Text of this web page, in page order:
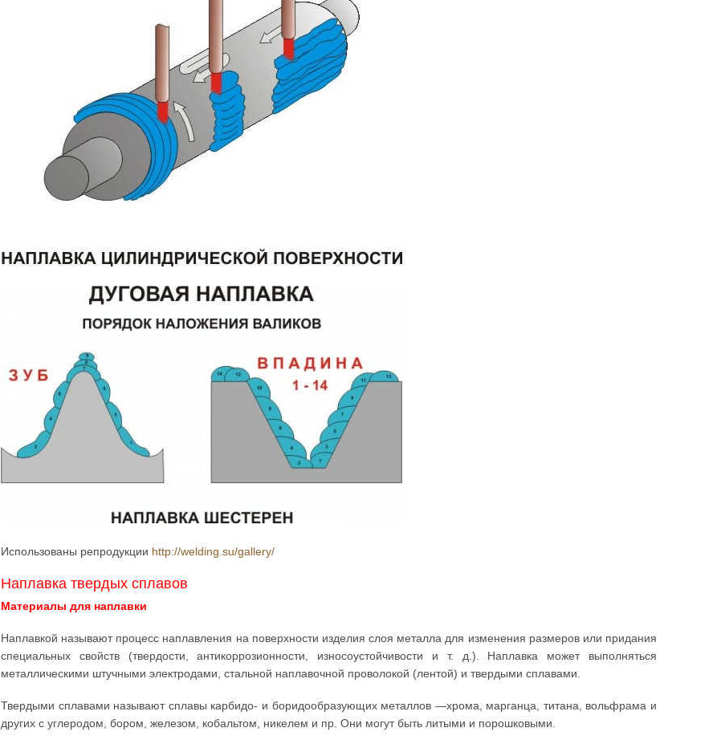
Использованы репродукции http://welding.su/gallery/
Наплавка твердых сплавов
Материалы для наплавки
Наплавкой называют процесс наплавления на поверхности изделия слоя металла для изменения размеров или придания
специальных свойств (твердости, антикоррозионности, износоустойчивости и т. д.). Наплавка может выполняться
металлическими штучными электродами, стальной наплавочной проволокой (лентой) и твердыми сплавами.
Твердыми сплавами называют сплавы карбидо- и боридообразующих металлов —хрома, марганца, титана, вольфрама и
других с углеродом, бором, железом, кобальтом, никелем и пр. Они могут быть литыми и порошковыми.